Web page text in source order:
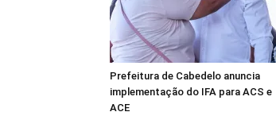
Prefeitura de Cabedelo anuncia
implementação do IFA para ACS e
ACE